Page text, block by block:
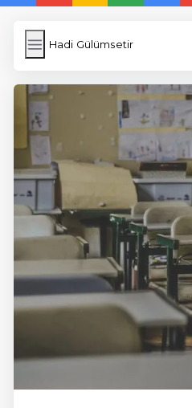
Hadi Gülümsetir
Hadi Gülümsetir
Képfeltöltés
Wordpress Cache
Anasayfa
5 Günde İngilizce
İngilizce
Dil Eğitimi
En Hızlı İngilizce
En Kolay İngilizce